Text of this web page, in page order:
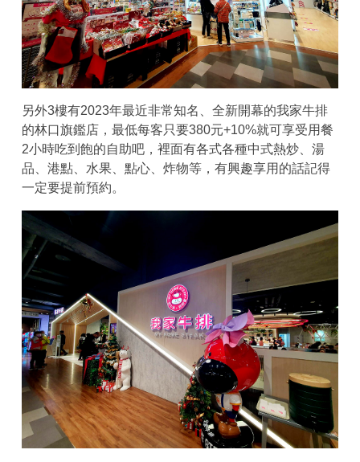
另外3樓有2023年最近非常知名、全新開幕的我家牛排
的林口旗鑑店，最低每客只要380元+10%就可享受用餐
2小時吃到飽的自助吧，裡面有各式各種中式熱炒、湯
品、港點、水果、點心、炸物等，有興趣享用的話記得
一定要提前預約。